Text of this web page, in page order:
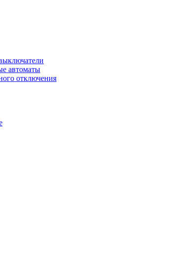
автоматы
отключения